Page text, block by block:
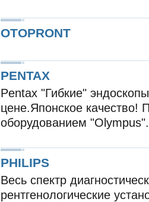
OTOPRONT
PENTAX
Pentax "Гибкие"
цене.Японское качество!
оборудованием "Olympus".
PHILIPS
Весь спектр
рентгенологические